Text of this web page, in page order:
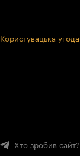
Користувацька угода
Хто зробив сайт?